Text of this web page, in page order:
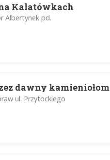
Kalatówkach
Albertynek pd.
dawny kamieniołom
ul. Przytockiego